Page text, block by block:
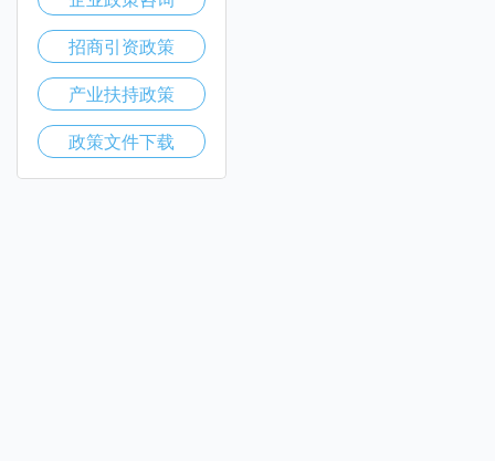
招商引资政策
产业扶持政策
政策文件下载